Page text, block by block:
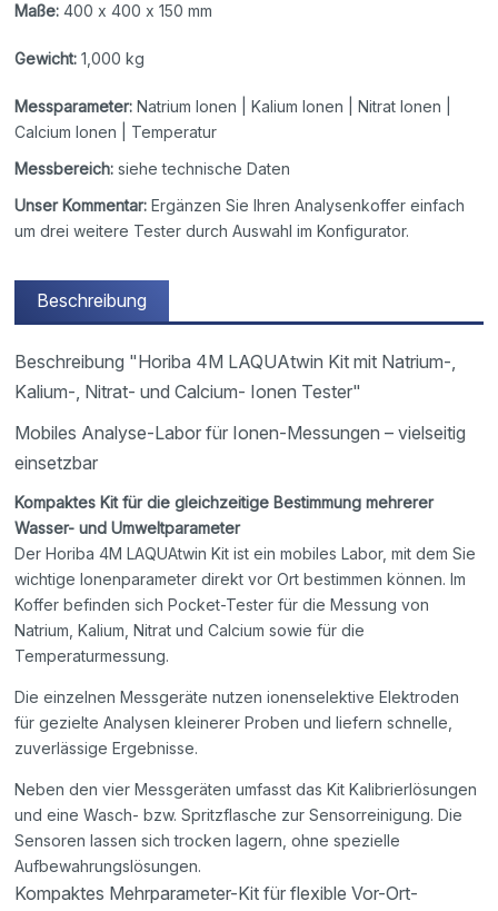
Maße: 400 x 400 x 150 mm
Gewicht: 1,000 kg
Messparameter: Natrium Ionen | Kalium Ionen | Nitrat Ionen |
Calcium Ionen | Temperatur
Messbereich: siehe technische Daten
Unser Kommentar: Ergänzen Sie Ihren Analysenkoffer einfach
um drei weitere Tester durch Auswahl im Konfigurator.
Beschreibung
Beschreibung "Horiba 4M LAQUAtwin Kit mit Natrium-,
Kalium-, Nitrat- und Calcium- Ionen Tester"
Mobiles Analyse-Labor für Ionen-Messungen – vielseitig
einsetzbar
Kompaktes Kit für die gleichzeitige Bestimmung mehrerer
Wasser- und Umweltparameter
Der Horiba 4M LAQUAtwin Kit ist ein mobiles Labor, mit dem Sie
wichtige Ionenparameter direkt vor Ort bestimmen können. Im
Koffer befinden sich Pocket-Tester für die Messung von
Natrium, Kalium, Nitrat und Calcium sowie für die
Temperaturmessung.
Die einzelnen Messgeräte nutzen ionenselektive Elektroden
für gezielte Analysen kleinerer Proben und liefern schnelle,
zuverlässige Ergebnisse.
Neben den vier Messgeräten umfasst das Kit Kalibrierlösungen
und eine Wasch- bzw. Spritzflasche zur Sensorreinigung. Die
Sensoren lassen sich trocken lagern, ohne spezielle
Aufbewahrungslösungen.
Kompaktes Mehrparameter-Kit für flexible Vor-Ort-